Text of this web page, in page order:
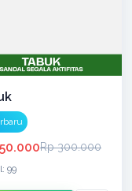
Rp 300.000
99